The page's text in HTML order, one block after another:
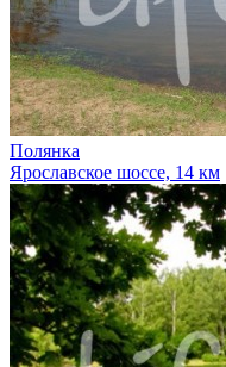
Полянка
Ярославское шоссе, 14 км